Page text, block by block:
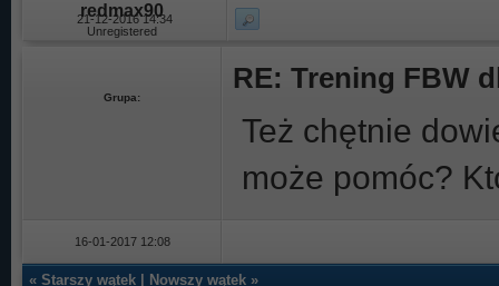
21-12-2016 14:34
redmax90
Unregistered
Grupa:
RE: Trening FBW
Też chętnie
może pomóc?
16-01-2017 12:08
« Starszy wątek Nowszy wątek »